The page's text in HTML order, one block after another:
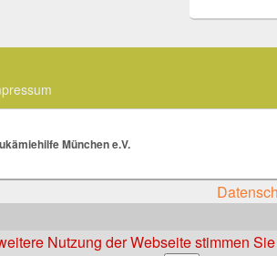
München e.V.
Nutzung der Webseite stimmen Sie